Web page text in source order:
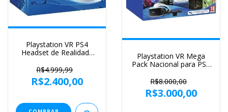
Playstation VR PS4
Headset de Realidade
R$4.999,99
R$2.400,00
Playstation VR Mega
Pack Nacional para PS4
R$8.000,00
R$3.000,00